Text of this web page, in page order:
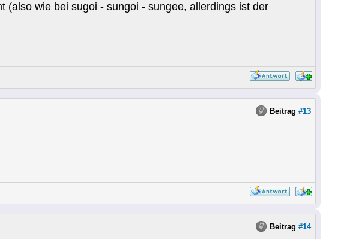
(also wie bei sugoi - sungoi - sungee, allerdings ist der
Beitrag #13
Beitrag #14